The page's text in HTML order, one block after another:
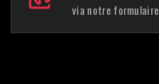
via notre formulaire